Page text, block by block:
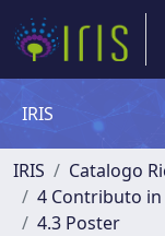
IRIS
IRIS
Catalogo
4 Contributo
4.3 Poster